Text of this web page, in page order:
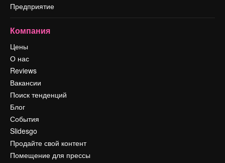
Предприятие
Компания
Цены
О нас
Reviews
Вакансии
Поиск тенденций
Блог
События
Slidesgo
Продайте свой контент
Помещение для прессы